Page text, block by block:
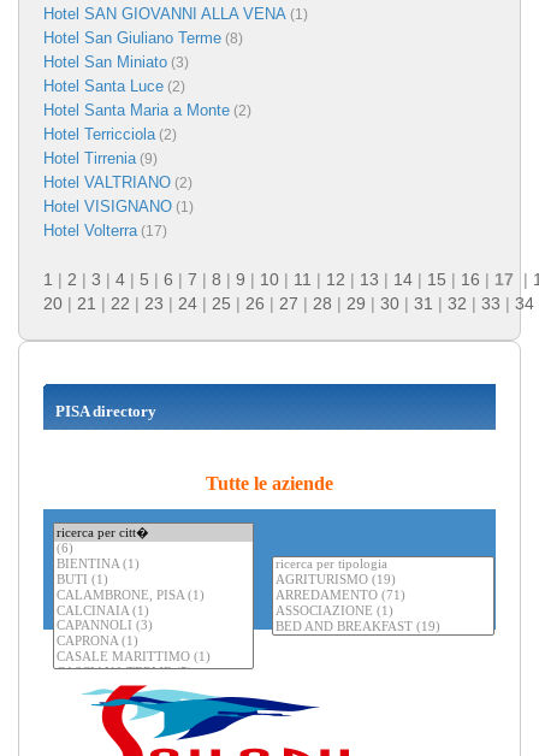
Hotel SAN GIOVANNI ALLA VENA (1)
Hotel San Giuliano Terme (8)
Hotel San Miniato (3)
Hotel Santa Luce (2)
Hotel Santa Maria a Monte (2)
Hotel Terricciola(2)
Hotel Tirrenia(9)
Hotel VALTRIANO (2)
Hotel VISIGNANO (1)
Hotel Volterra(17)
1 | 2 | 3 | 4 | 5 | 6 | 7 | 8 | 9 | 10 | 11 | 12 | 13 | 14 | 15 | 16 | 17 |
20 | 21 | 22 | 23 | 24 | 25 | 26 | 27 | 28 | 29 | 30 | 31 | 32 | 33 | 34
PISA directory
Tutte le aziende